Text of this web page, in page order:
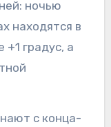
ночью
находятся в
градус, а
с конца-